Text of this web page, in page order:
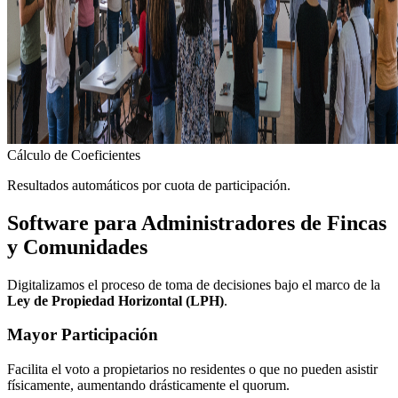
Cálculo de Coeficientes
Resultados automáticos por cuota de participación.
Software para Administradores de Fincas
y Comunidades
Digitalizamos el proceso de toma de decisiones bajo el marco de la
Ley de Propiedad Horizontal (LPH).
Mayor Participación
Facilita el voto a propietarios no residentes o que no pueden asistir
físicamente, aumentando drásticamente el quorum.